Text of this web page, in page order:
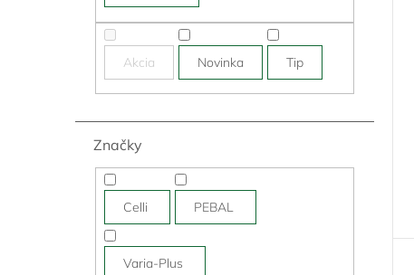
Akcia Novinka Tip
Značky
Celli PEBAL
Varia-Plus